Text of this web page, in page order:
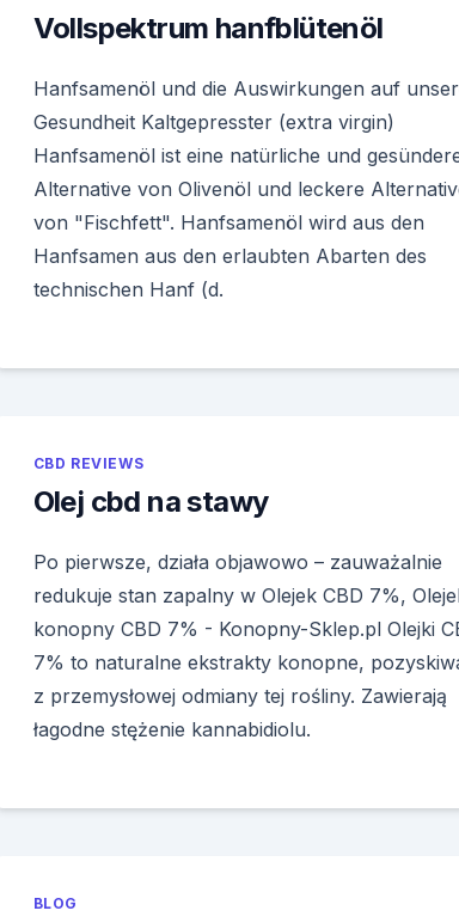
Vollspektrum hanfblütenöl
Hanfsamenöl und die Auswirkungen auf
Gesundheit Kaltgepresster (extra virgin)
Hanfsamenöl ist eine natürliche und
Alternative von Olivenöl und leckere
von "Fischfett". Hanfsamenöl wird aus den
Hanfsamen aus den erlaubten Abarten des
technischen Hanf (d.
CBD REVIEWS
Olej cbd na stawy
Po pierwsze, działa objawowo – zauważalnie
redukuje stan zapalny w Olejek CBD 7%,
konopny CBD 7% - Konopny-Sklep.pl Olejki
7% to naturalne ekstrakty konopne,
z przemysłowej odmiany tej rośliny. Zawierają
łagodne stężenie kannabidiolu.
BLOG